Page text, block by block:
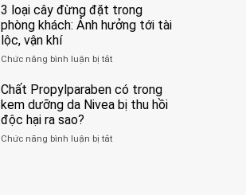
thận
đối
với
và
Bạn
nên
bệnh
ung
lúc
hiện
thời
điểm
thể
tốt
nhất
cho
Sáng
3 loại cây đừng đặt trong
phòng khách: Ảnh hưởng tới tài
lộc, vận khí
Chức năng bình luận bị tắtở
loại
cây
đừng
trong
Chất Propylparaben có trong
kem dưỡng da Nivea bị thu hồi
độc hại ra sao?
Chức năng bình luận bị tắtở